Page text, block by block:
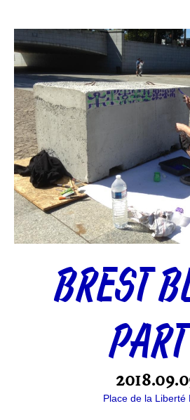
BREST
Place de la Liberté